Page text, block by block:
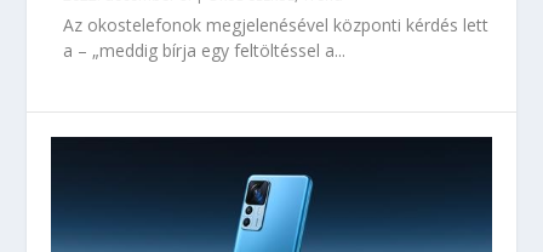
Az okostelefonok megjelenésével központi kérdés lett
a – „meddig bírja egy feltöltéssel a...